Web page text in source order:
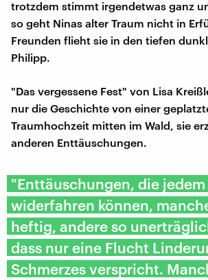
trotzdem stimmt irgendetwas ganz
so geht Ninas alter Traum nicht in
Freunden flieht sie in den tiefen
Philipp.
"Das vergessene Fest" von Lisa
nur die Geschichte von einer
Traumhochzeit mitten im Wald, sie
anderen Enttäuschungen.
"Enttäuschungen, die
widerfahren können,
heftig, andere so
dass nur eine Flucht
Schmerzes verspricht.